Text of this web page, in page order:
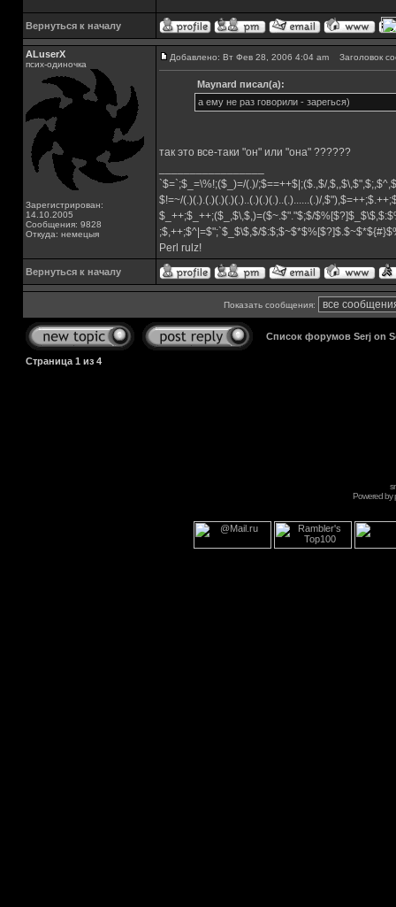
Вернуться к началу
ALuserX
псих-одиночка
Зарегистрирован:
14.10.2005
Сообщения: 9828
Откуда: немецыя
Добавлено: Вт Фев 28, 2006 4:04 am Заголовок
Maynard писал(а):
а ему не раз говорили - зарегься)
так это все-таки "он" или "она" ??????
`$=`;$_=\%!;($_)=/(.)/;$==++$|;($.,$/
$!=~/(.)(.).(.)(.)(.)(.)..(.)(.)(.)..(.)......(.)/
$_++;$_++;($_,$\,$,)=($~.$"."$;$/
;$,++;$^|=$";`$_$\$,$/
Perl rulz!
Вернуться к началу
Показать сообщения:
Список форумов Serj on
Страница 1 из 4
Powered by